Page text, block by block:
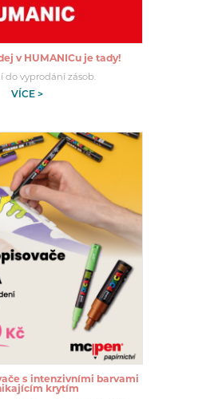
v HUMANICu je tady!
do vyprodání zásob.
VÍCE >
s intenzivními barvami
krytím